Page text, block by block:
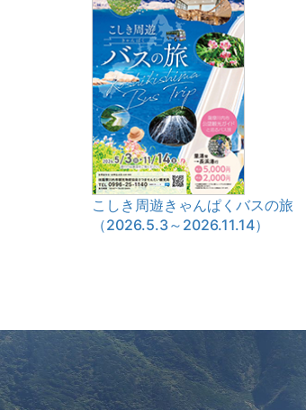
こしき周遊きゃんぱくバスの旅
（2026.5.3～2026.11.14）